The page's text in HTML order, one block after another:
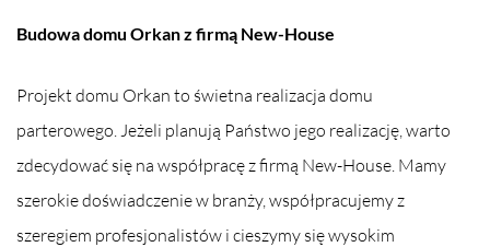
Budowa domu Orkan z firmą New-House
Projekt domu Orkan to świetna realizacja domu
parterowego. Jeżeli planują Państwo jego realizację, warto
zdecydować się na współpracę z firmą New-House. Mamy
szerokie doświadczenie w branży, współpracujemy z
szeregiem profesjonalistów i cieszymy się wysokim